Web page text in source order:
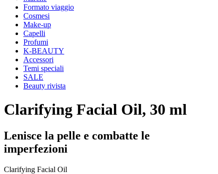
Formato viaggio
Cosmesi
Make-up
Capelli
Profumi
K-BEAUTY
Accessori
Temi speciali
SALE
Beauty rivista
Clarifying Facial Oil, 30 ml
Lenisce la pelle e combatte le
imperfezioni
Clarifying Facial Oil